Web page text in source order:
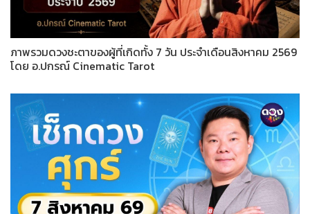
ภาพรวมดวงชะตาของผู้ที่เกิดทั้ง 7 วัน ประจำเดือนสิงหาคม 2569
โดย อ.ปกรณ์ Cinematic Tarot